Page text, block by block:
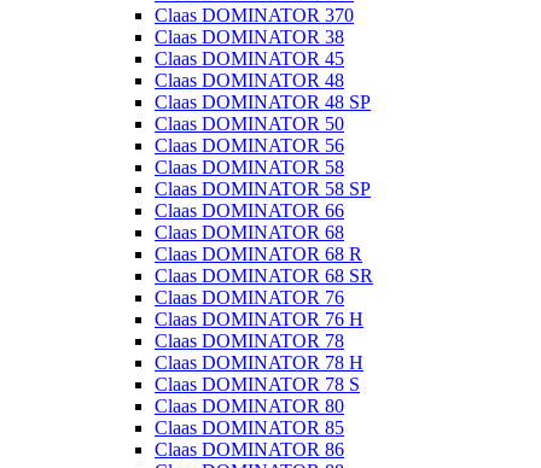
Claas DOMINATOR 370
Claas DOMINATOR 38
Claas DOMINATOR 45
Claas DOMINATOR 48
Claas DOMINATOR 48 SP
Claas DOMINATOR 50
Claas DOMINATOR 56
Claas DOMINATOR 58
Claas DOMINATOR 58 SP
Claas DOMINATOR 66
Claas DOMINATOR 68
Claas DOMINATOR 68 R
Claas DOMINATOR 68 SR
Claas DOMINATOR 76
Claas DOMINATOR 76 H
Claas DOMINATOR 78
Claas DOMINATOR 78 H
Claas DOMINATOR 78 S
Claas DOMINATOR 80
Claas DOMINATOR 85
Claas DOMINATOR 86